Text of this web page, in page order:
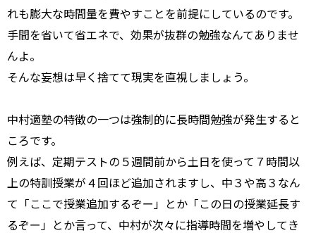
れも膨大な時間量を費やすことを前提にしているのです。
手間を省いて省エネで、効果が抜群の勉強なんてありませ
んよ。
そんな妄想は早く捨てて現実を直視しましょう。
中村適塾の特徴の一つは強制的に長時間勉強が発生すると
ころです。
例えば、定期テストの５週間前から土日を使って７時間以
上の特訓授業が４回ほど追加されますし、中３や高３なん
て「ここで授業追加するぞー」とか「この日の授業延長す
るぞー」とか言って、中村が次々に指導時間を増やしてき